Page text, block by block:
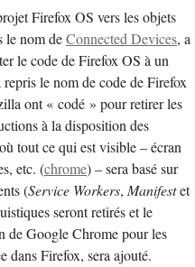
Firefox OS vers les objets
le nom deConnected Devices, a
le code de Firefox OS à un
le nom de code de Firefox
ont « codé » pour retirer les
à la disposition des
tout ce qui est visible – écran
etc. (chrome) – sera basé sur
(Service Workers, Manifestet
seront retirés et le
de Google Chrome pour les
dans Firefox, sera ajouté.